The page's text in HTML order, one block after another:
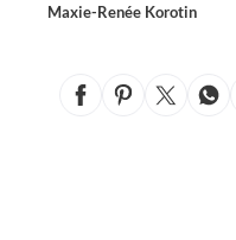
Maxie-Renée Korotin